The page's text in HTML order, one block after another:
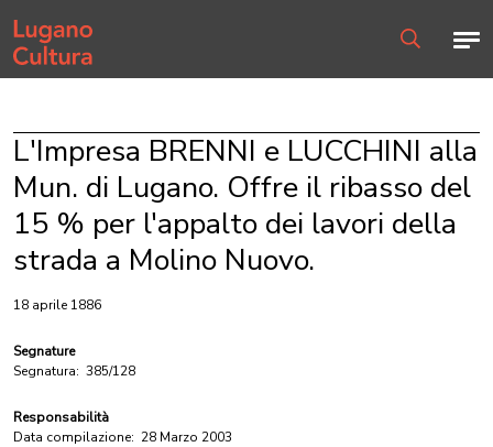
Home page
L'Impresa BRENNI e LUCCHINI alla
Mun. di Lugano. Offre il ribasso del
15 % per l'appalto dei lavori della
strada a Molino Nuovo.
18 aprile 1886
Segnature
Segnatura: 385/128
Responsabilità
Data compilazione: 28 Marzo 2003